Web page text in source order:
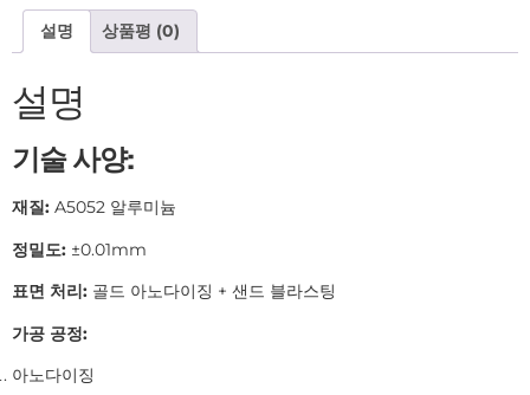
설명 상품평 (0)
설명
기술 사양:
재질: A5052 알루미늄
정밀도: ±0.01mm
표면 처리: 골드 아노다이징 + 샌드 블라스팅
가공 공정:
아노다이징